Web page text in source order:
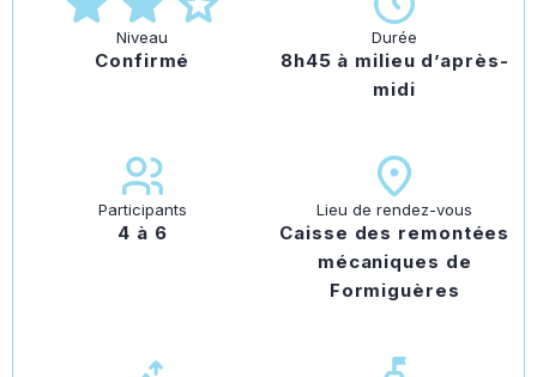
Niveau
Confirmé
Durée
8h45 à milieu d’après-
midi
Participants
4 à 6
Lieu de rendez-vous
Caisse des remontées
mécaniques de
Formiguères